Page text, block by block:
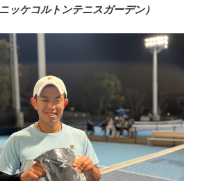
ッケコルトンテニスガーデン）